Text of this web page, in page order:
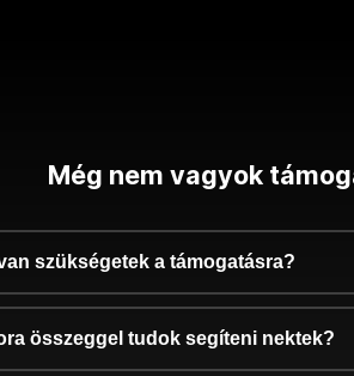
Még nem vagyok
szükségetek a támogatásra?
összeggel tudok segíteni nektek?